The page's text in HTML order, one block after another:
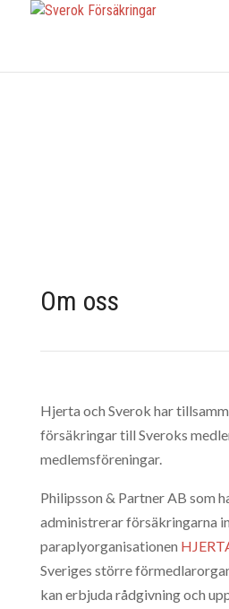
Om oss
Hjerta och Sverok har
försäkringar till Sveroks
medlemsföreningar.
Philipsson & Partner AB som
administrerar försäkringarna
paraplyorganisationen
Sveriges större
kan erbjuda rådgivning och